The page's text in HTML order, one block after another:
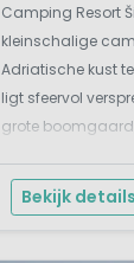
Camping Resort
kleinschalige
Adriatische kust
ligt sfeervol
grote
zijn keurig
Bekijk details